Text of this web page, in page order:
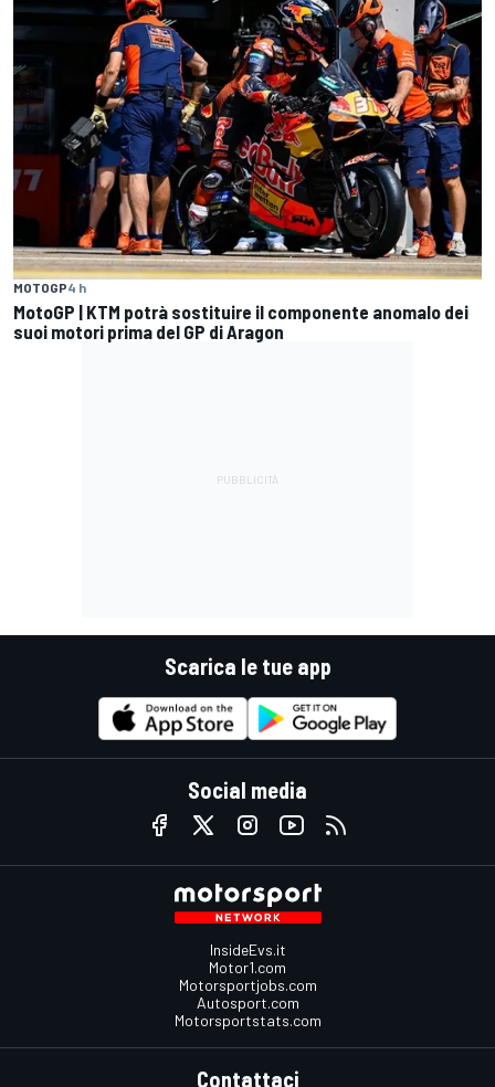
MOTOGP4 h
MotoGP | KTM potrà sostituire il componente anomalo dei
suoi motori prima del GP di Aragon
Scarica le tue app
Social media
InsideEvs.it
Motor1.com
Motorsportjobs.com
Autosport.com
Motorsportstats.com
Contattaci